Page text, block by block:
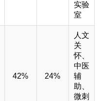
实验
室
42% 24%
人文
关
怀、
中医
辅
助、
微刺